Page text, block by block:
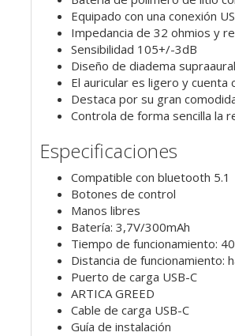
Equipado con una conexión
Impedancia de 32 ohmios y
Sensibilidad 105+/-3dB
Diseño de diadema
El auricular es ligero y
Destaca por su gran
Controla de forma sencilla la
Especificaciones
Compatible con bluetooth 5.1
Botones de control
Manos libres
Batería: 3,7V/300mAh
Tiempo de funcionamiento:
Distancia de funcionamiento:
Puerto de carga USB-C
ARTICA GREED
Cable de carga USB-C
Guía de instalación